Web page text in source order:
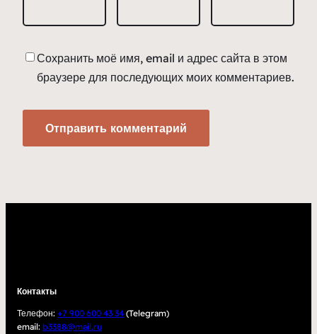
Сохранить моё имя, email и адрес сайта в этом
браузере для последующих моих комментариев.
Контакты
Телефон: +7 900 600 43 34 (Telegram)
email: b3388@mail.ru